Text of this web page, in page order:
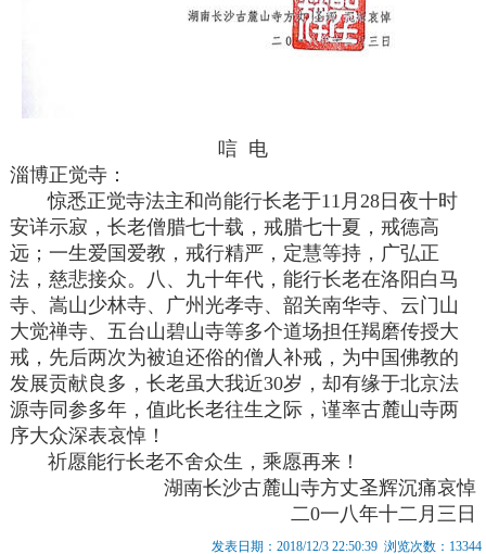
唁 电
淄博正觉寺：
惊悉正觉寺法主和尚能行长老于11月28日夜十时
安详示寂，长老僧腊七十载，戒腊七十夏，戒德高
远；一生爱国爱教，戒行精严，定慧等持，广弘正
法，慈悲接众。八、九十年代，能行长老在洛阳白马
寺、嵩山少林寺、广州光孝寺、韶关南华寺、云门山
大觉禅寺、五台山碧山寺等多个道场担任羯磨传授大
戒，先后两次为被迫还俗的僧人补戒，为中国佛教的
发展贡献良多，长老虽大我近30岁，却有缘于北京法
源寺同参多年，值此长老往生之际，谨率古麓山寺两
序大众深表哀悼！
祈愿能行长老不舍众生，乘愿再来！
湖南长沙古麓山寺方丈圣辉沉痛哀悼
二0一八年十二月三日
发表日期：2018/12/3 22:50:39 浏览次数：13344